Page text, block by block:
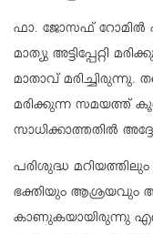
ഫാ. ജോസഫ് റോമിൽ
മാത്യു അട്ടിപ്പേറ്റി
മാതാവ് മരിച്ചിരുന്നു.
മരിക്കുന്ന സമയത്ത്
സാധിക്കാത്തതിൽ
പരിശുദ്ധ
ഭക്തിയും ആശ്രയവും
കാണുകയായിരുന്നു